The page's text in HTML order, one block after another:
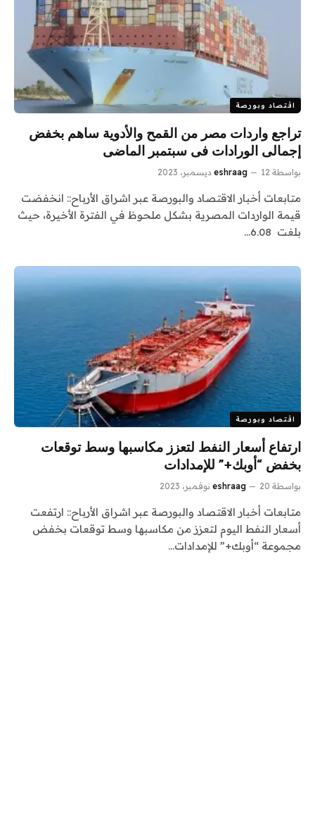
اقتصاد وبورصة
تراجع واردات مصر من القمح والأدوية ساهم بخفض
إجمالى الورادات فى سبتمبر الماضى
بواسطة eshraag 12 ديسمبر، 2023
متابعات أخبار الاقتصاد والبورصة عبر اشراق الأرباح:: انخفضت
قيمة الواردات المصرية بشكل ملحوظ في الفترة الأخيرة، حيث
بلغت 6.08…
اقتصاد وبورصة
ارتفاع أسعار النفط لتعزز مكاسبها وسط توقعات
بخفض “أوبك+” للإمدادات
بواسطة eshraag 20 نوفمبر، 2023
متابعات أخبار الاقتصاد والبورصة عبر اشراق الأرباح:: ارتفعت
أسعار النفط اليوم لتعزز من مكاسبها وسط توقعات بخفض
مجموعة “أوبك+” للإمدادات…